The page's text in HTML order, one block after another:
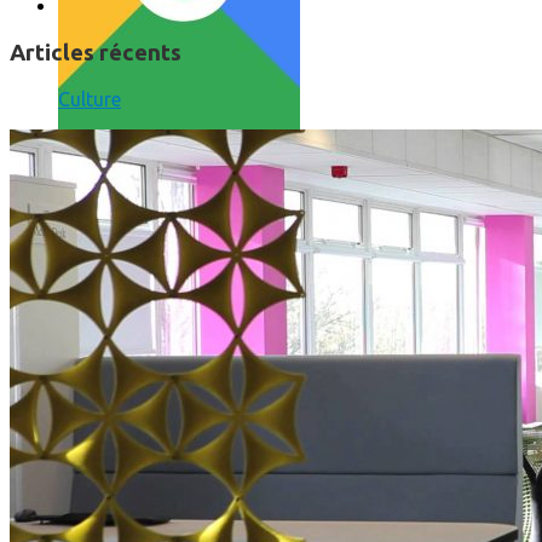
Comment utiliser « Photoshop » gratuitement et légalement
Articles récents
Culture